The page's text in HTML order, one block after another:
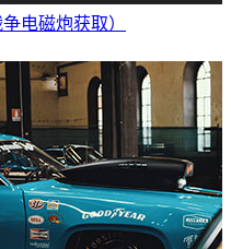
电磁炮获取）